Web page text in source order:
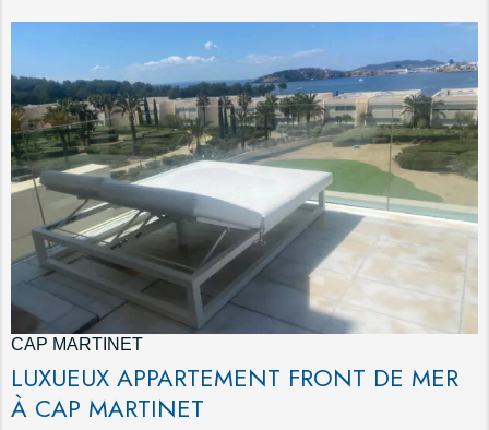
CAP MARTINET
LUXUEUX APPARTEMENT FRONT DE MER
À CAP MARTINET